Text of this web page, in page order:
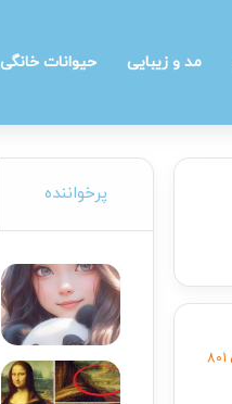
مد و زیبایی حیوانات خانگی
801
پرخواننده